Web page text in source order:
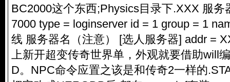
BC2000这个东西;Physics目录下.XXX 服务
7000 type = loginserver id = 1 group = 1
线 服务器名（注意） [选人服务器] addr =
上新开超变传奇世界单，外观就要借助will
D。NPC命令应置之该是和传奇2一样的